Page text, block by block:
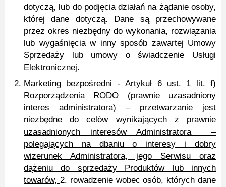
dotyczą, lub do podjęcia działań na żądanie osoby,
której dane dotyczą. Dane są przechowywane
przez okres niezbędny do wykonania, rozwiązania
lub wygaśnięcia w inny sposób zawartej Umowy
Sprzedaży lub umowy o świadczenie Usługi
Elektronicznej.
Marketing bezpośredni - Artykuł 6 ust. 1 lit. f)
Rozporządzenia RODO (prawnie uzasadniony
interes administratora) – przetwarzanie jest
niezbędne do celów wynikających z prawnie
uzasadnionych interesów Administratora –
polegających na dbaniu o interesy i dobry
wizerunek Administratora, jego Serwisu oraz
dążeniu do sprzedaży Produktów lub innych
towarów, 2. rowadzenie wobec osób, których dane